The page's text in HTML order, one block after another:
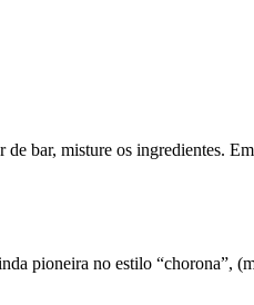
bar, misture os ingredientes.
pioneira no estilo “chorona”,